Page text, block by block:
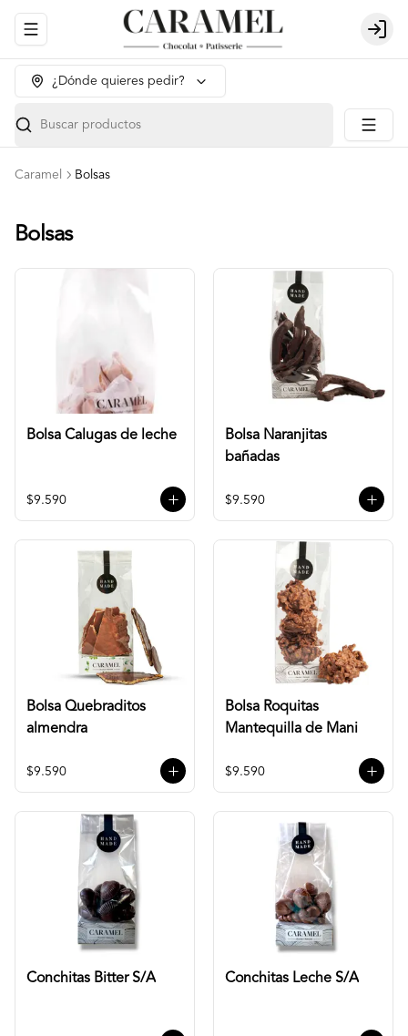
Abrir menu de navegación Login
¿Dónde quieres pedir?
Buscar productos
Caramel Bolsas
Bolsas
Bolsa Calugas de leche
$9.590
Bolsa Naranjitas
bañadas
$9.590
Bolsa Quebraditos
almendra
$9.590
Bolsa Roquitas
Mantequilla de Mani
$9.590
Conchitas Bitter S/A Conchitas Leche S/A